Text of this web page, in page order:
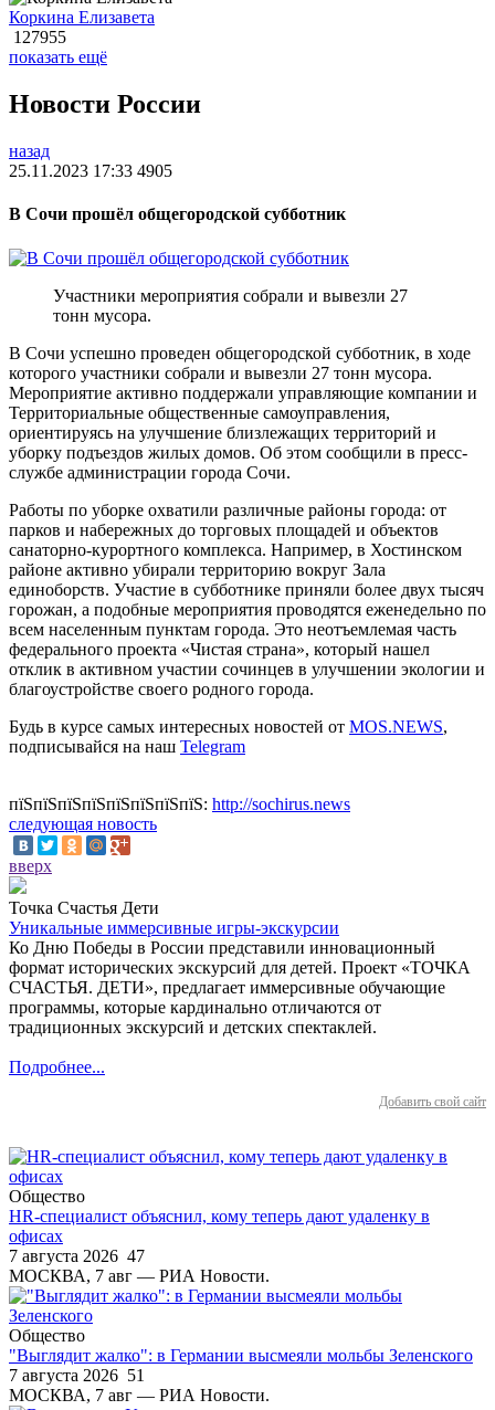
Коркина Елизавета
127955
показать ещё
Новости России
назад
25.11.2023 17:33 4905
В Сочи прошёл общегородской субботник
Участники мероприятия собрали и вывезли 27
тонн мусора.
В Сочи успешно проведен общегородской субботник, в ходе
которого участники собрали и вывезли 27 тонн мусора.
Мероприятие активно поддержали управляющие компании и
Территориальные общественные самоуправления,
ориентируясь на улучшение близлежащих территорий и
уборку подъездов жилых домов. Об этом сообщили в пресс-
службе администрации города Сочи.
Работы по уборке охватили различные районы города: от
парков и набережных до торговых площадей и объектов
санаторно-курортного комплекса. Например, в Хостинском
районе активно убирали территорию вокруг Зала
единоборств. Участие в субботнике приняли более двух тысяч
горожан, а подобные мероприятия проводятся еженедельно по
всем населенным пунктам города. Это неотъемлемая часть
федерального проекта «Чистая страна», который нашел
отклик в активном участии сочинцев в улучшении экологии и
благоустройстве своего родного города.
Будь в курсе самых интересных новостей от MOS.NEWS,
подписывайся на наш Telegram
пїЅпїЅпїЅпїЅпїЅпїЅпїЅпїЅ: http://sochirus.news
следующая новость
вверх
Точка Счастья Дети
Уникальные иммерсивные игры-экскурсии
Ко Дню Победы в России представили инновационный
формат исторических экскурсий для детей. Проект «ТОЧКА
СЧАСТЬЯ. ДЕТИ», предлагает иммерсивные обучающие
программы, которые кардинально отличаются от
традиционных экскурсий и детских спектаклей.
Подробнее...
Добавить свой сайт
Общество
HR-специалист объяснил, кому теперь дают удаленку в
офисах
7 августа 2026 47
МОСКВА, 7 авг — РИА Новости.
Общество
"Выглядит жалко": в Германии высмеяли мольбы Зеленского
7 августа 2026 51
МОСКВА, 7 авг — РИА Новости.